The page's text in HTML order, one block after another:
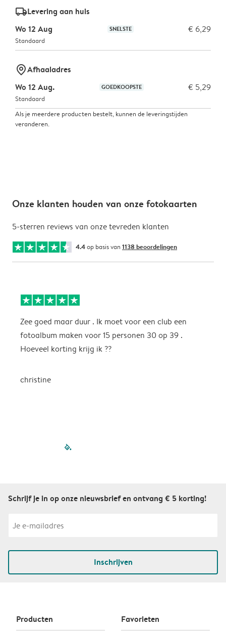
delivery_standard_v2Levering aan huis
Wo 12 Aug
SNELSTE € 6,29
Standaard
marker-pinAfhaaladres
Wo 12 Aug.
GOEDKOOPSTE € 5,29
Standaard
Als je meerdere producten bestelt, kunnen de leveringstijden
veranderen.
Onze klanten houden van onze fotokaarten
5-sterren reviews van onze tevreden klanten
4.4op basis van 1138 beoordelingen
Zee goed maar duur . Ik moet voor een club een
fotoalbum maken voor 15 personen 30 op 39 .
Hoeveel korting krijg ik ??
christine
filled-pagination
Schrijf je in op onze nieuwsbrief en ontvang € 5 korting!
Inschrijven
Producten Favorieten